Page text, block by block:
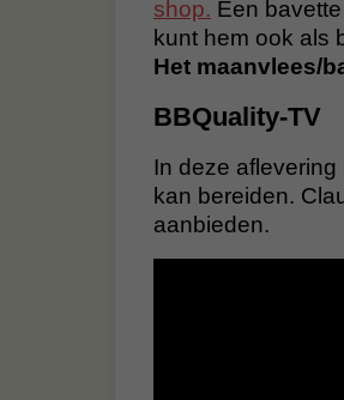
shop. Een
kunt hem ook als
Het maanvlees/
BBQuality-TV
In deze
kan bereiden.
aanbieden.